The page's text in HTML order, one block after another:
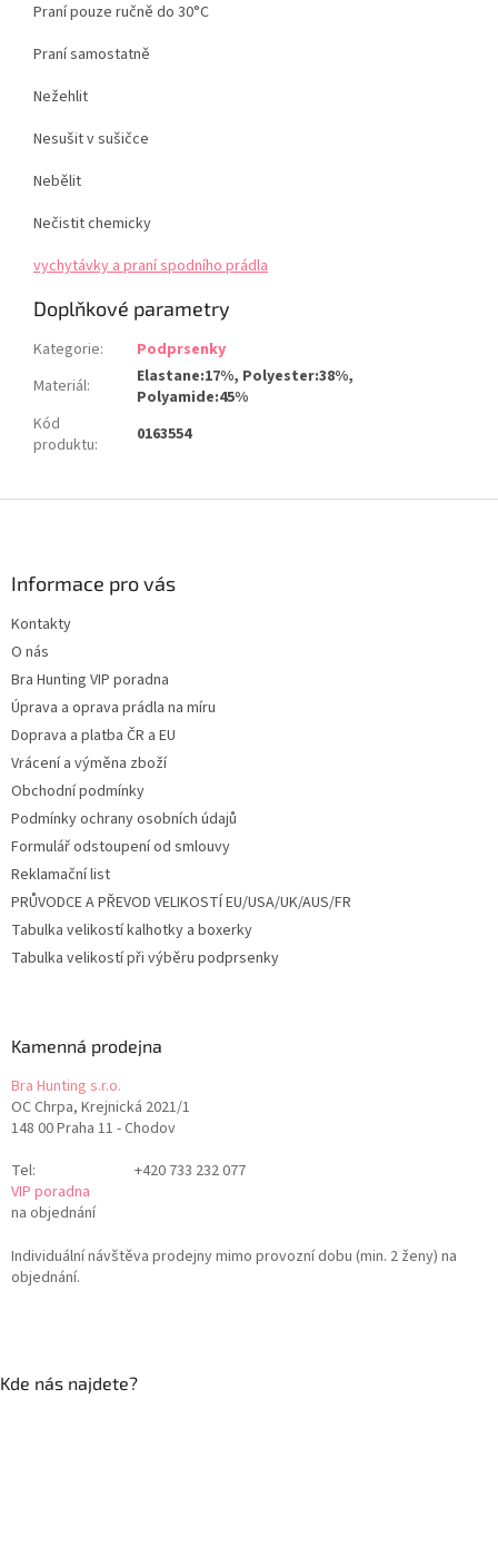
Praní pouze ručně do 30°C
Praní samostatně
Nežehlit
Nesušit v sušičce
Nebělit
Nečistit chemicky
vychytávky a praní spodního prádla
Doplňkové parametry
Kategorie:
Podprsenky
Materiál:
Elastane:17%, Polyester:38%,
Polyamide:45%
Kód
produktu: 0163554
Informace pro vás
Kontakty
O nás
Bra Hunting VIP poradna
Úprava a oprava prádla na míru
Doprava a platba ČR a EU
Vrácení a výměna zboží
Obchodní podmínky
Podmínky ochrany osobních údajů
Formulář odstoupení od smlouvy
Reklamační list
PRŮVODCE A PŘEVOD VELIKOSTÍ EU/USA/UK/AUS/FR
Tabulka velikostí kalhotky a boxerky
Tabulka velikostí při výběru podprsenky
Kamenná prodejna
Bra Hunting s.r.o.
OC Chrpa, Krejnická 2021/1
148 00 Praha 11 - Chodov
Tel:
+420 733 232 077
VIP poradna
na objednání
Individuální návštěva prodejny mimo provozní dobu (min. 2 ženy) na
objednání.
Kde nás najdete?